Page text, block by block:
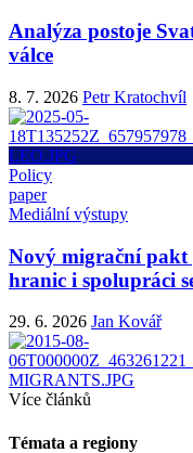
Analýza postoje
válce
8. 7. 2026 Petr Kratochvíl
Policy
paper
Mediální výstupy
Nový migrační pakt
hranic i spolupráci
29. 6. 2026 Jan Kovář
Více článků
Témata a regiony